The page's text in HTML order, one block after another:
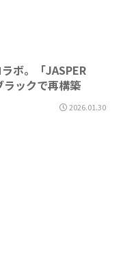
ボ。「JASPER
ックで再構築
2026.01.30